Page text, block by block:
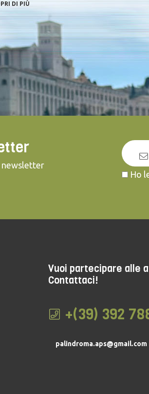
DI PIÙ
newsletter
Ho
Vuoi partecipare alle
Contattaci!
+(39) 392
palindroma.aps@gmail.com